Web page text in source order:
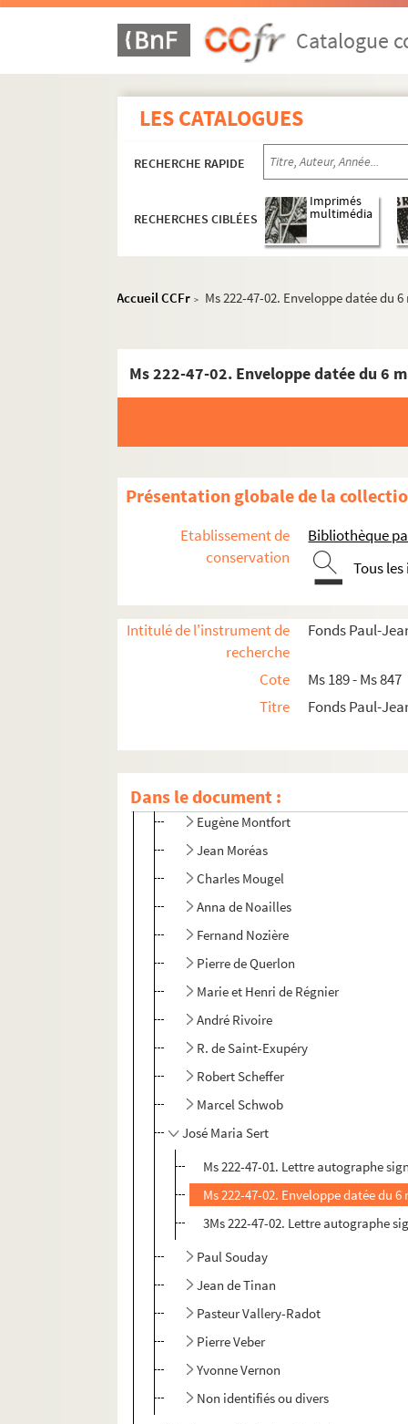
Catalogue
LES CATALOGUES
RECHERCHE RAPIDE
RECHERCHES CIBLÉES
Imprimés
multimédia
Accueil CCFr > Ms 222-47-02. Enveloppe datée du 6
Ms 222-47-02. Enveloppe datée du 6
Présentation globale de la
Etablissement de
conservation
Bibliothèque
Tous
Intitulé de l'instrument de
recherche
Fonds Paul-
Cote
Ms 189 - Ms 847
Titre
Fonds Paul-
Dans le document :
Lettres de Paul-Jean Toulet à divers
Lettres adressées à Paul-Jean Toulet
Jean-Marc Bernard
Philippe Berthelot
Jacques Boulenger
Marcel Boulenger
Henry de Bruchard
Madame Bulteau
Curnonsky
Henry D. Davray
Maxime Dethomas
Dunoyer de Segonzac
Henri Duvernois
Félix Fénéon
Georges de Labruyère
Louis de La Salle
Gabriel de Lautrec
Arthur Machen
Jean de Mitty
Eugène Montfort
Jean Moréas
Charles Mougel
Anna de Noailles
Fernand Nozière
Pierre de Querlon
Marie et Henri de Régnier
André Rivoire
R. de Saint-Exupéry
Robert Scheffer
Marcel Schwob
José Maria Sert
Ms 222-47-01. Lettre autographe
Ms 222-47-02. Enveloppe datée du 6
3Ms 222-47-02. Lettre autographe
Paul Souday
Jean de Tinan
Pasteur Vallery-Radot
Pierre Veber
Yvonne Vernon
Non identifiés ou divers